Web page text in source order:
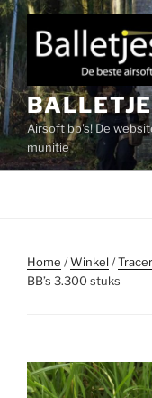
Ga
naar
de
inhoud
Airsoft bb's! De
munitie
Home /Winkel/
BB’s 3.300 stuks